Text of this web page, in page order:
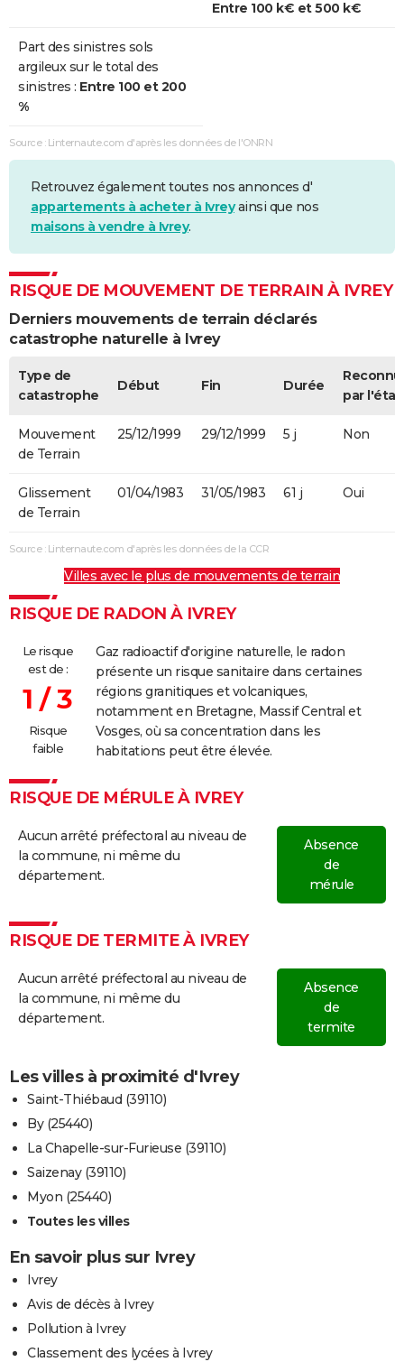
Entre 100 k€ et 500 k€
Part des sinistres sols
argileux sur le total des
sinistres : Entre 100 et 200
%
Source : Linternaute.com d'après les données de l'ONRN
Retrouvez également toutes nos annonces d'
appartements à acheter à Ivreyainsi que nos
maisons à vendre à Ivrey.
RISQUE DE MOUVEMENT DE TERRAIN À IVREY
Derniers mouvements de terrain déclarés
catastrophe naturelle à Ivrey
Type de
catastrophe
Début Fin Durée
par l'état
Mouvement
de Terrain
25/12/1999 29/12/1999 5 j Non
Glissement
de Terrain
01/04/1983 31/05/1983 61 j Oui
Source : Linternaute.com d'après les données de la CCR
Villes avec le plus de mouvements de terrain
RISQUE DE RADON À IVREY
Le risque
est de :
1 / 3
Risque
faible
Gaz radioactif d'origine naturelle, le radon
présente un risque sanitaire dans certaines
régions granitiques et volcaniques,
notamment en Bretagne, Massif Central et
Vosges, où sa concentration dans les
habitations peut être élevée.
RISQUE DE MÉRULE À IVREY
Aucun arrêté préfectoral au niveau de
la commune, ni même du
département.
Absence
de
mérule
RISQUE DE TERMITE À IVREY
Aucun arrêté préfectoral au niveau de
la commune, ni même du
département.
Absence
de
termite
Les villes à proximité d'Ivrey
Saint-Thiébaud (39110)
By (25440)
La Chapelle-sur-Furieuse (39110)
Saizenay (39110)
Myon (25440)
Toutes les villes
En savoir plus sur Ivrey
Ivrey
Avis de décès à Ivrey
Pollution à Ivrey
Classement des lycées à Ivrey